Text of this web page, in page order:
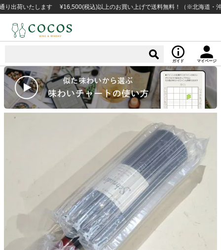
いたします ¥16,500(税込)以上のお買い上げで送料無料！（※北海道・沖縄な
ガイド マイページ